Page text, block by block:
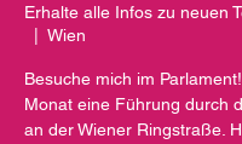
Erhalte alle Infos zu neuen
Wien
Besuche mich im
Monat eine Führung durch
an der Wiener Ringstraße.